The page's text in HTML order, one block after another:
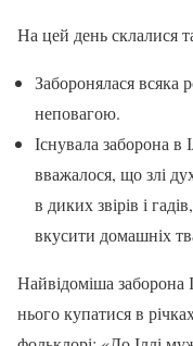
На цей день склалися
Заборонялася всяка
неповагою.
Існувала заборона в
вважалося, що злі
в диких звірів і
вкусити домашніх
Найвідоміша заборона
нього купатися в